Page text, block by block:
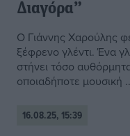
Διαγόρα”
Ο Γιάννης Χαρούλης
ξέφρενο γλέντι. Ένα
στήνει τόσο
οποιαδήποτε μουσική
16.08.25, 15:39